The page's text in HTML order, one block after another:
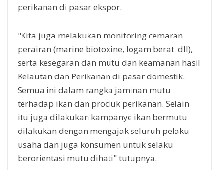
perikanan di pasar ekspor.
"Kita juga melakukan monitoring cemaran
perairan (marine biotoxine, logam berat, dll),
serta kesegaran dan mutu dan keamanan hasil
Kelautan dan Perikanan di pasar domestik.
Semua ini dalam rangka jaminan mutu
terhadap ikan dan produk perikanan. Selain
itu juga dilakukan kampanye ikan bermutu
dilakukan dengan mengajak seluruh pelaku
usaha dan juga konsumen untuk selaku
berorientasi mutu dihati" tutupnya.